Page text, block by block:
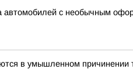
автомобилей с необычным
в умышленном